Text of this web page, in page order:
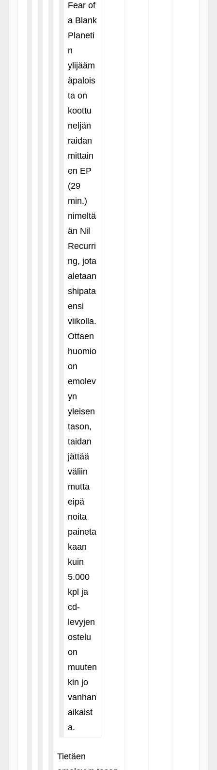
Fear of
a Blank
Planeti
n
ylijääm
äpalois
ta on
koottu
neljän
raidan
mittain
en EP
(29
min.)
nimeltä
än Nil
Recurri
ng, jota
aletaan
shipata
ensi
viikolla.
Ottaen
huomio
on
emolev
yn
yleisen
tason,
taidan
jättää
väliin
mutta
eipä
noita
paineta
kaan
kuin
5.000
kpl ja
cd-
levyjen
ostelu
on
muuten
kin jo
vanhan
aikaist
a.
Tietäen